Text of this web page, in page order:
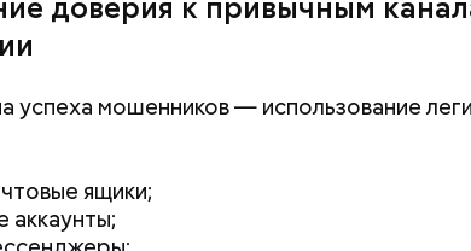
доверия к привычным
успеха мошенников — использование
ящики;
аккаунты;
10 тысяч: поможет ли
напиток сбросить
вес